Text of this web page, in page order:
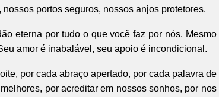
portos seguros, nossos anjos protetores.
eterna por tudo o que você faz por nós. Mesmo
amor é inabalável, seu apoio é incondicional.
por cada abraço apertado, por cada palavra de
por acreditar em nossos sonhos, por nos